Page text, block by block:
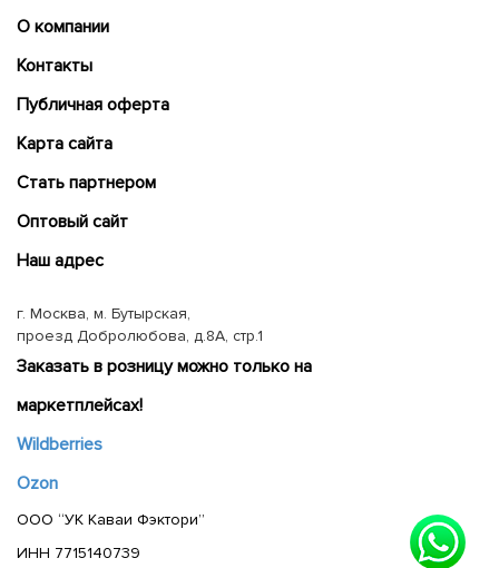
О компании
Контакты
Публичная оферта
Карта сайта
Cтать партнером
Оптовый сайт
Наш адрес
г. Москва, м. Бутырская,
проезд Добролюбова, д.8А, стр.1
Заказать в розницу можно только на
маркетплейсах!
Wildberries
Ozon
ООО “УК Каваи Фэктори”
ИНН 7715140739